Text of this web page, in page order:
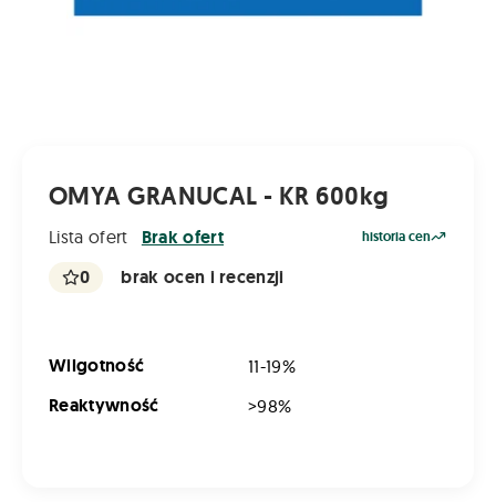
OMYA GRANUCAL - KR 600kg
Lista ofert Brak ofert historia cen
0 brak ocen i recenzji
Wilgotność 11-19%
Reaktywność >98%